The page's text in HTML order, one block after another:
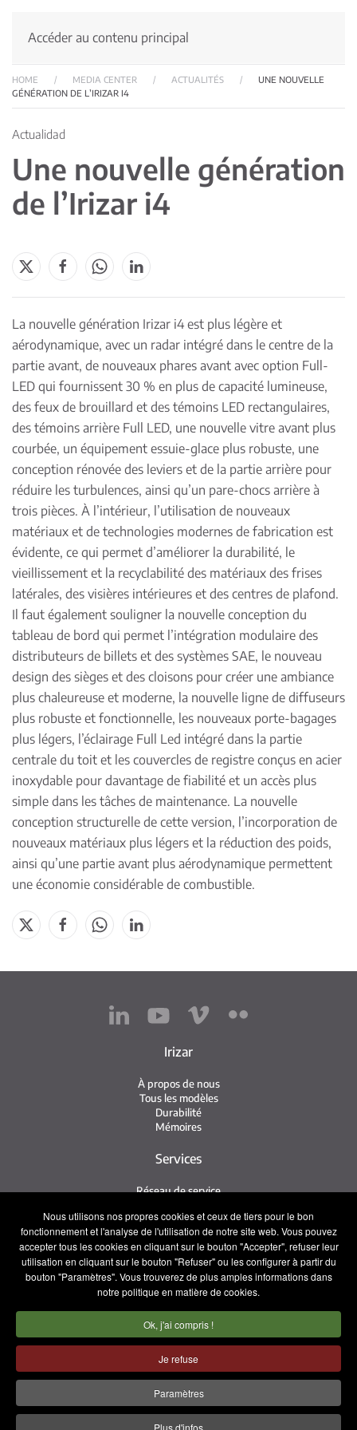
Nous utilisons nos propres cookies et ceux de tiers pour le bon
fonctionnement et l'analyse de l'utilisation de notre site web. Vous pouvez
accepter tous les cookies en cliquant sur le bouton "Accepter", refuser leur
utilisation en cliquant sur le bouton "Refuser" ou les configurer à partir du
bouton "Paramètres". Vous trouverez de plus amples informations dans
notre politique en matière de cookies.
Ok, j'ai compris !
Je refuse
Paramètres
Plus d'infos
Accéder au contenu principal
HOME MEDIA CENTER ACTUALITÉS
UNE NOUVELLE
GÉNÉRATION DE L’IRIZAR I4
Actualidad
Une nouvelle génération
de l’Irizar i4
La nouvelle génération Irizar i4 est plus légère et
aérodynamique, avec un radar intégré dans le centre de la
partie avant, de nouveaux phares avant avec option Full-
LED qui fournissent 30 % en plus de capacité lumineuse,
des feux de brouillard et des témoins LED rectangulaires,
des témoins arrière Full LED, une nouvelle vitre avant plus
courbée, un équipement essuie-glace plus robuste, une
conception rénovée des leviers et de la partie arrière pour
réduire les turbulences, ainsi qu’un pare-chocs arrière à
trois pièces. À l’intérieur, l’utilisation de nouveaux
matériaux et de technologies modernes de fabrication est
évidente, ce qui permet d’améliorer la durabilité, le
vieillissement et la recyclabilité des matériaux des frises
latérales, des visières intérieures et des centres de plafond.
Il faut également souligner la nouvelle conception du
tableau de bord qui permet l’intégration modulaire des
distributeurs de billets et des systèmes SAE, le nouveau
design des sièges et des cloisons pour créer une ambiance
plus chaleureuse et moderne, la nouvelle ligne de diffuseurs
plus robuste et fonctionnelle, les nouveaux porte-bagages
plus légers, l’éclairage Full Led intégré dans la partie
centrale du toit et les couvercles de registre conçus en acier
inoxydable pour davantage de fiabilité et un accès plus
simple dans les tâches de maintenance. La nouvelle
conception structurelle de cette version, l’incorporation de
nouveaux matériaux plus légers et la réduction des poids,
ainsi qu’une partie avant plus aérodynamique permettent
une économie considérable de combustible.
Irizar
À propos de nous
Tous les modèles
Durabilité
Mémoires
Services
Réseau de service
iService
Usés
Contact
Presse
Contact
Travaillez avec nous
Équipe commerciale
Politique de confidentialité
Politique de cookies